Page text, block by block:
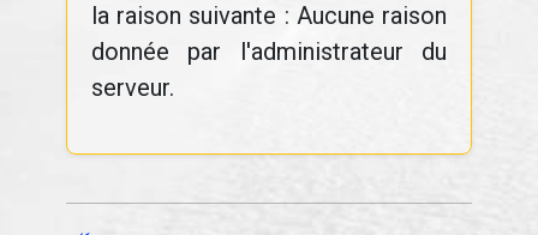
la raison suivante : Aucune raison
donnée par l'administrateur du
serveur.